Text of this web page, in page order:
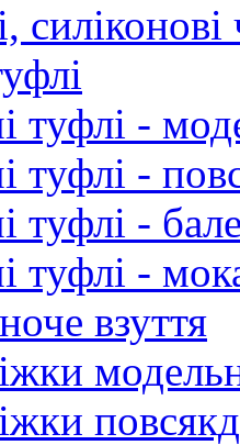
туфлі -
туфлі -
туфлі -
туфлі -
взуття